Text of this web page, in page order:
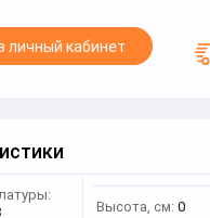
личный кабинет
Высота, см: 0